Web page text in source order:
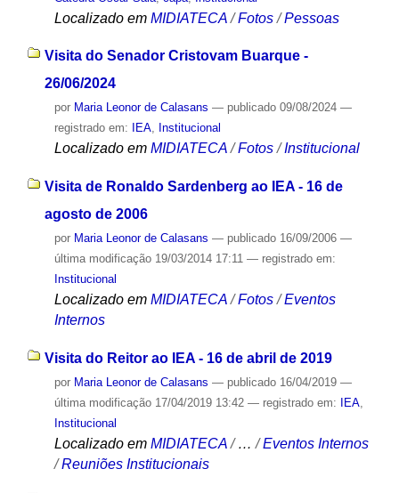
Localizado em MIDIATECA /Fotos /Pessoas
Visita do Senador Cristovam Buarque -
26/06/2024
por Maria Leonor de Calasans — publicado09/08/2024 —
registrado em:
IEA, Institucional
Localizado em MIDIATECA /Fotos /Institucional
Visita de Ronaldo Sardenberg ao IEA - 16 de
agosto de 2006
por Maria Leonor de Calasans — publicado16/09/2006 —
última modificação19/03/2014 17:11 — registrado em:
Institucional
Localizado em MIDIATECA /Fotos /Eventos
Internos
Visita do Reitor ao IEA - 16 de abril de 2019
por Maria Leonor de Calasans — publicado16/04/2019 —
última modificação17/04/2019 13:42 — registrado em: IEA,
Institucional
Localizado em MIDIATECA /…/Eventos Internos
/Reuniões Institucionais